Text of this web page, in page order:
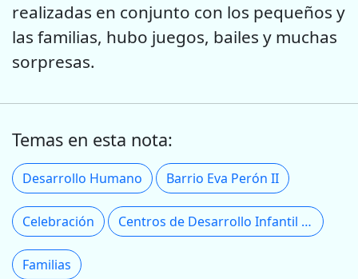
realizadas en conjunto con los pequeños y
las familias, hubo juegos, bailes y muchas
sorpresas.
Temas en esta nota:
Desarrollo Humano Barrio Eva Perón II
Celebración Centros de Desarrollo Infantil (CDI)
Familias